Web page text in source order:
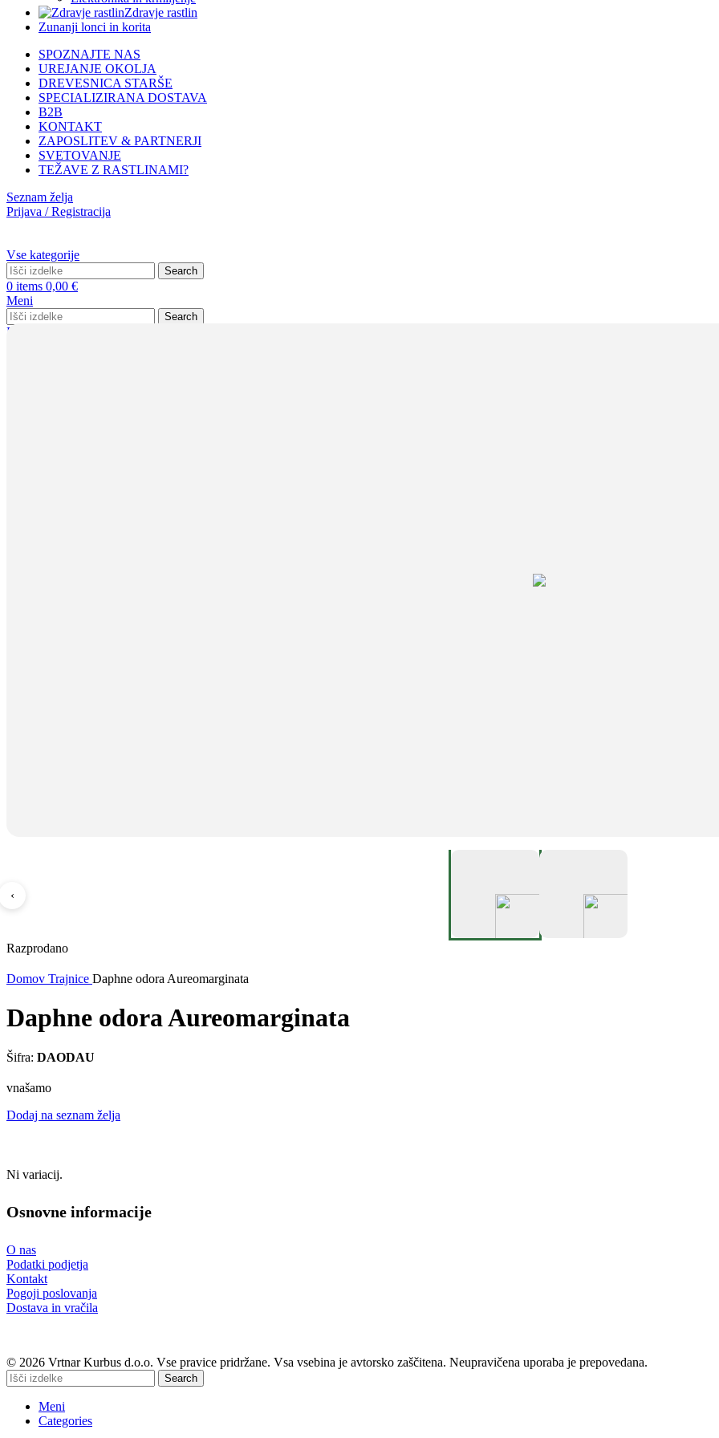
Zdravje rastlin
Zunanji lonci in korita
SPOZNAJTE NAS
UREJANJE OKOLJA
DREVESNICA STARŠE
SPECIALIZIRANA DOSTAVA
B2B
KONTAKT
ZAPOSLITEV & PARTNERJI
SVETOVANJE
TEŽAVE Z RASTLINAMI?
Seznam želja
Prijava / Registracija
Vse kategorije
Search
0 items 0,00 €
Meni
Search
Prijava / Registracija
‹
Razprodano
Domov Trajnice Daphne odora Aureomarginata
Daphne odora Aureomarginata
Šifra: DAODAU
vnašamo
Dodaj na seznam želja
Ni variacij.
Osnovne informacije
O nas
Podatki podjetja
Kontakt
Pogoji poslovanja
Dostava in vračila
© 2026 Vrtnar Kurbus d.o.o. Vse pravice pridržane. Vsa vsebina je avtorsko zaščitena. Neupravičena uporaba je prepovedana.
Search
Meni
Categories